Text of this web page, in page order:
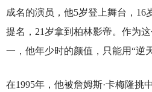
成名的演员，他5岁登上舞台，16
提名，21岁拿到柏林影帝。作为
一，他年少时的颜值，只能用“逆
在1995年，他被詹姆斯·卡梅隆挑